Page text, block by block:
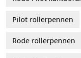
Pilot rollerpennen
Rode rollerpennen